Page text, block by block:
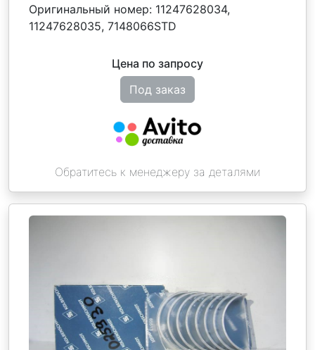
Оригинальный номер: 11247628034,
11247628035, 7148066STD
Цена по запросу
Под заказ
Обратитесь к менеджеру за деталями